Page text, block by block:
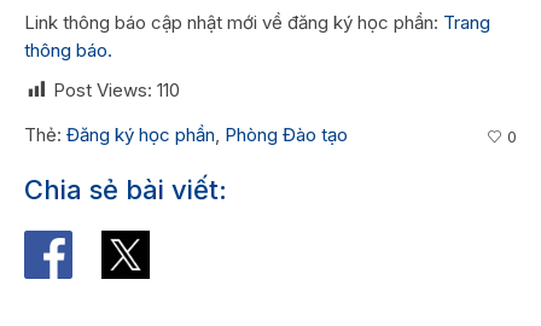
Link thông báo cập nhật mới về đăng ký học phần: Trang
thông báo.
Post Views: 110
Thẻ: Đăng ký học phần, Phòng Đào tạo 0
Chia sẻ bài viết: